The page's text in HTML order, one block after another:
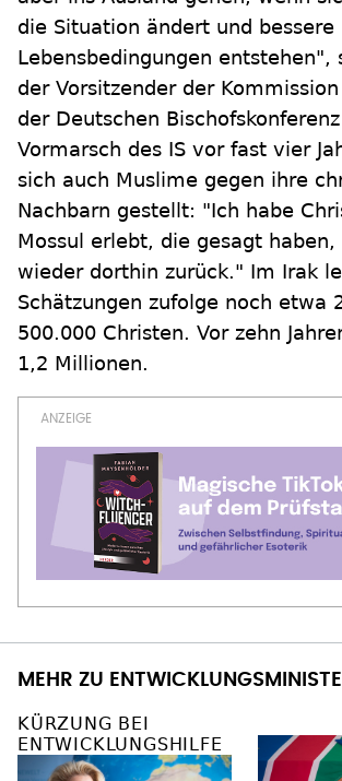
die Situation ändert und bessere
Lebensbedingungen entstehen",
der Vorsitzender der
der Deutschen
Vormarsch des IS vor fast vier
sich auch Muslime gegen ihre
Nachbarn gestellt: "Ich habe
Mossul erlebt, die gesagt
wieder dorthin zurück." Im Irak
Schätzungen zufolge noch etwa
500.000 Christen. Vor zehn
1,2 Millionen.
MEHR ZU
KÜRZUNG BEI
ENTWICKLUNGSHILFE